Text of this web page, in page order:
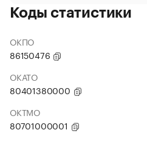
Коды статистики
ОКПО
86150476
ОКАТО
80401380000
ОКТМО
80701000001